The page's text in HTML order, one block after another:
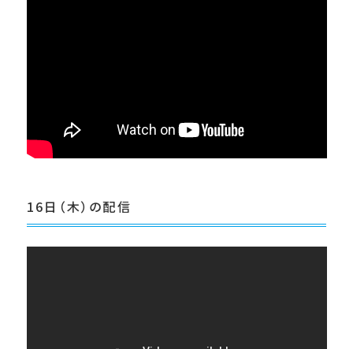
16日（木）の配信